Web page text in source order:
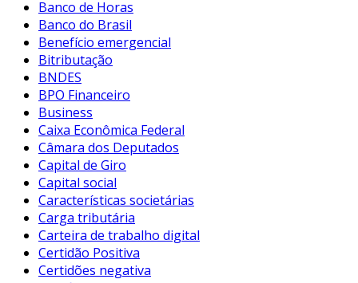
Banco de Horas
Banco do Brasil
Benefício emergencial
Bitributação
BNDES
BPO Financeiro
Business
Caixa Econômica Federal
Câmara dos Deputados
Capital de Giro
Capital social
Características societárias
Carga tributária
Carteira de trabalho digital
Certidão Positiva
Certidões negativa